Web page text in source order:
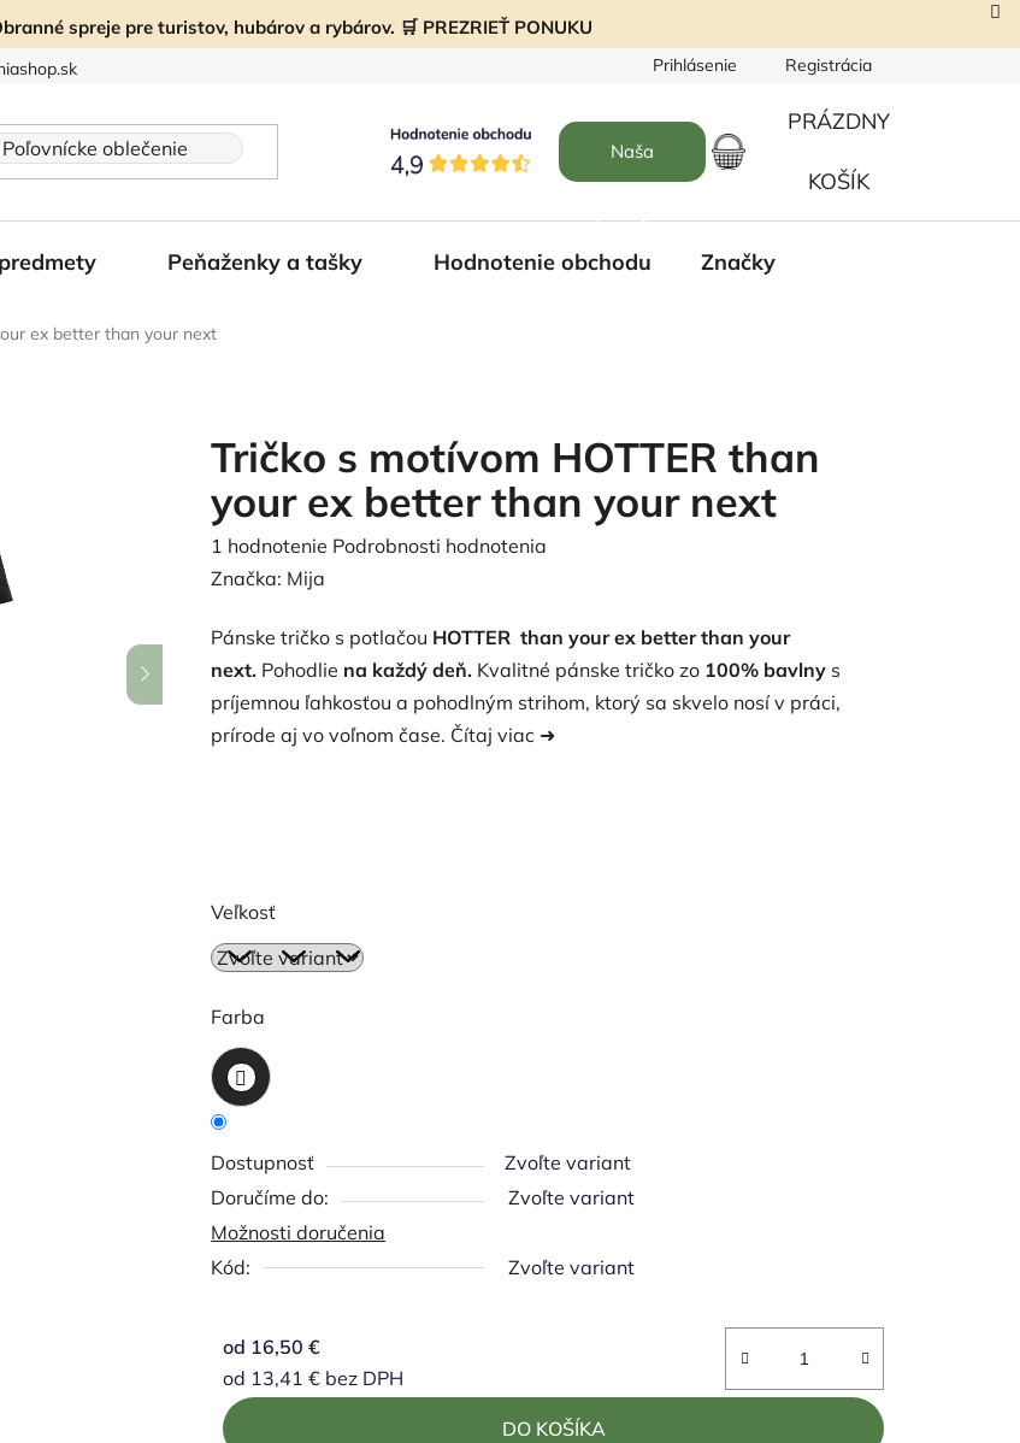
spreje pre turistov, hubárov a rybárov. 🛒 PREZRIEŤ PONUKU
Prihlásenie Registrácia
Naša
NÁKUPNÝ
PRÁZDNY
KOŠÍK
Peňaženky a tašky Hodnotenie obchodu Značky
ex better than your next
Tričko s motívom HOTTER than
your ex better than your next
Priemerné
hodnotenie
je
5,0
z
5
1 hodnotenie Podrobnosti hodnotenia
Značka: Mija
Pánske tričko s potlačou HOTTER than your ex better than your
next. Pohodlie na každý deň. Kvalitné pánske tričko zo 100% bavlny s
príjemnou ľahkosťou a pohodlným strihom, ktorý sa skvelo nosí v práci,
prírode aj vo voľnom čase. Čítaj viac ➜
Veľkosť
Farba
Dostupnosť
Zvoľte variant
Zvoľte variant
Možnosti doručenia
Kód:
Zvoľte variant
od 16,50 €
od 13,41 € bez DPH
Jednotková cena:
DO KOŠÍKA